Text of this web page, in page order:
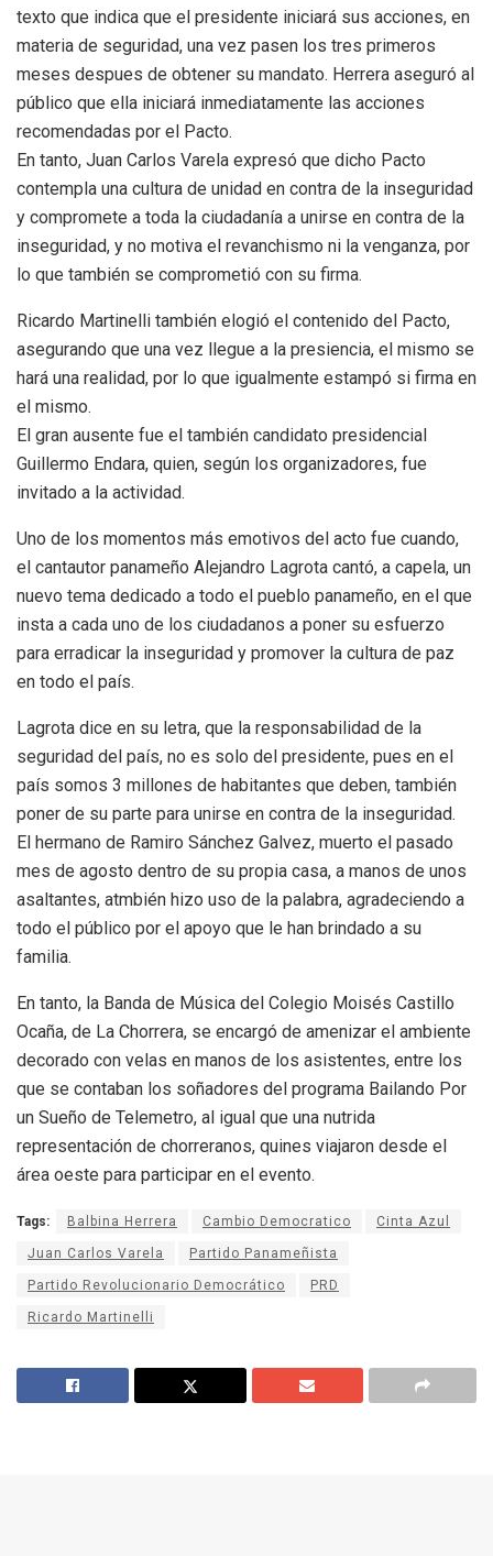
texto que indica que el presidente iniciará sus acciones, en
materia de seguridad, una vez pasen los tres primeros
meses despues de obtener su mandato. Herrera aseguró al
público que ella iniciará inmediatamente las acciones
recomendadas por el Pacto.
En tanto, Juan Carlos Varela expresó que dicho Pacto
contempla una cultura de unidad en contra de la inseguridad
y compromete a toda la ciudadanía a unirse en contra de la
inseguridad, y no motiva el revanchismo ni la venganza, por
lo que también se comprometió con su firma.
Ricardo Martinelli también elogió el contenido del Pacto,
asegurando que una vez llegue a la presiencia, el mismo se
hará una realidad, por lo que igualmente estampó si firma en
el mismo.
El gran ausente fue el también candidato presidencial
Guillermo Endara, quien, según los organizadores, fue
invitado a la actividad.
Uno de los momentos más emotivos del acto fue cuando,
el cantautor panameño Alejandro Lagrota cantó, a capela, un
nuevo tema dedicado a todo el pueblo panameño, en el que
insta a cada uno de los ciudadanos a poner su esfuerzo
para erradicar la inseguridad y promover la cultura de paz
en todo el país.
Lagrota dice en su letra, que la responsabilidad de la
seguridad del país, no es solo del presidente, pues en el
país somos 3 millones de habitantes que deben, también
poner de su parte para unirse en contra de la inseguridad.
El hermano de Ramiro Sánchez Galvez, muerto el pasado
mes de agosto dentro de su propia casa, a manos de unos
asaltantes, atmbién hizo uso de la palabra, agradeciendo a
todo el público por el apoyo que le han brindado a su
familia.
En tanto, la Banda de Música del Colegio Moisés Castillo
Ocaña, de La Chorrera, se encargó de amenizar el ambiente
decorado con velas en manos de los asistentes, entre los
que se contaban los soñadores del programa Bailando Por
un Sueño de Telemetro, al igual que una nutrida
representación de chorreranos, quines viajaron desde el
área oeste para participar en el evento.
Tags: Balbina Herrera Cambio Democratico Cinta Azul
Juan Carlos Varela Partido Panameñista
Partido Revolucionario Democrático PRD
Ricardo Martinelli